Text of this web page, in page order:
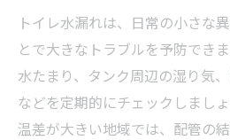
トイレ水漏れは、日常の小さな
とで大きなトラブルを予防でき
水たまり、タンク周辺の湿り気
などを定期的にチェックしまし
温差が大きい地域では、配管の